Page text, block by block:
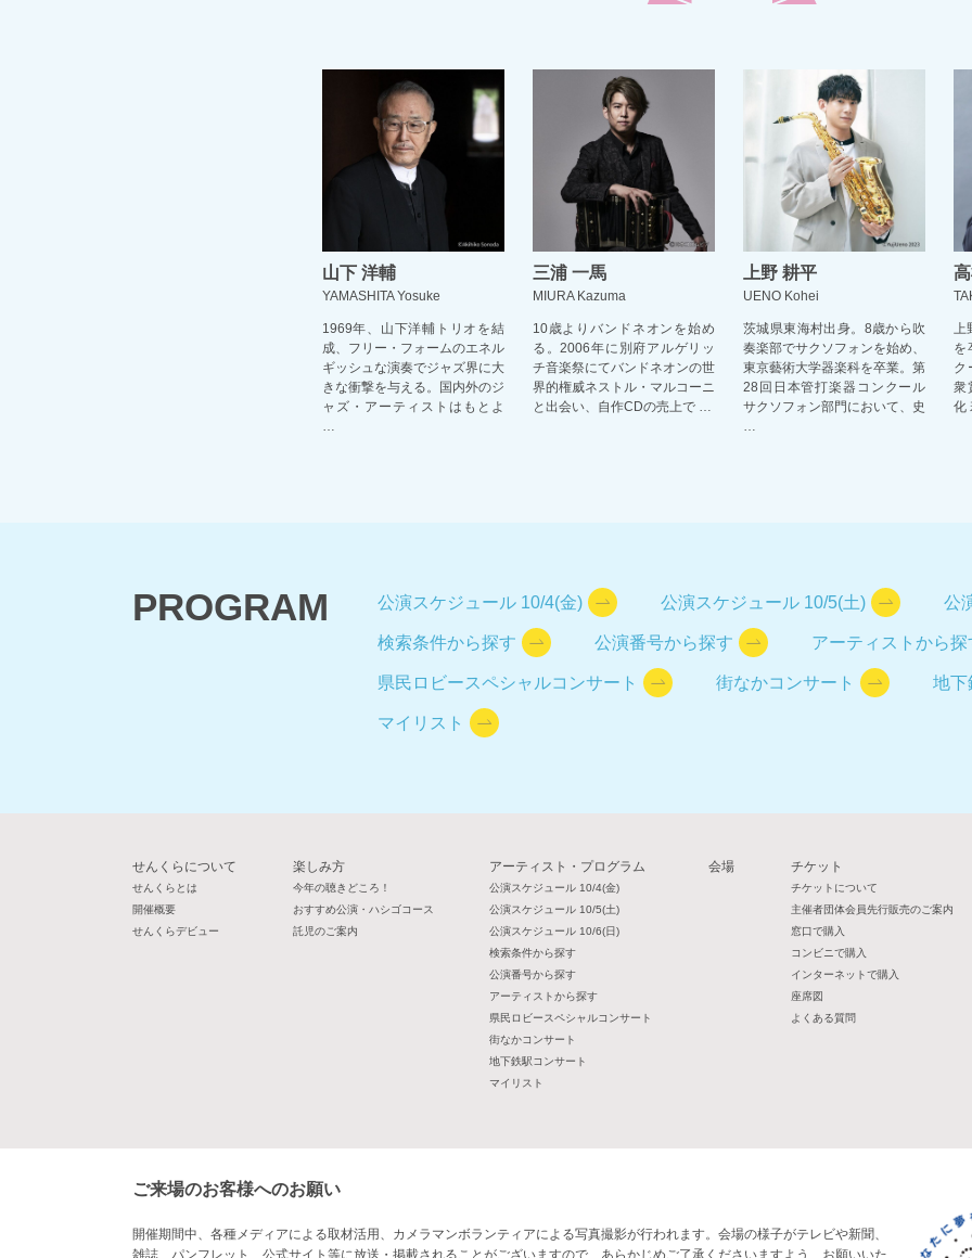
山下 洋輔
YAMASHITA Yosuke
1969年、山下洋輔トリオを結
成、フリー・フォームのエネル
ギッシュな演奏でジャズ界に大
きな衝撃を与える。国内外のジ
ャズ・アーティストはもとよ
…
三浦 一馬
MIURA Kazuma
10歳よりバンドネオンを始め
る。2006年に別府アルゲリッ
チ音楽祭にてバンドネオンの世
界的権威ネストル・マルコーニ
と出会い、自作CDの売上で …
上野 耕平
UENO Kohei
茨城県東海村出身。8歳から吹
奏楽部でサクソフォンを始め、
東京藝術大学器楽科を卒業。第
28回日本管打楽器コンクール
サクソフォン部門において、史
…
上
を
ク
衆
化
PROGRAM 公演スケジュール 10/4(金) 公演スケジュール 10/5(土) 公
検索条件から探す 公演番号から探す アーティストから探
県民ロビースペシャルコンサート 街なかコンサート 地下
マイリスト
せんくらについて
せんくらとは
開催概要
せんくらデビュー
楽しみ方
今年の聴きどころ！
おすすめ公演・ハシゴコース
託児のご案内
アーティスト・プログラム
公演スケジュール 10/4(金)
公演スケジュール 10/5(土)
公演スケジュール 10/6(日)
検索条件から探す
公演番号から探す
アーティストから探す
県民ロビースペシャルコンサート
街なかコンサート
地下鉄駅コンサート
マイリスト
会場 チケット
チケットについて
主催者団体会員先行販売のご案内
窓口で購入
コンビニで購入
インターネットで購入
座席図
よくある質問
ご来場のお客様へのお願い
開催期間中、各種メディアによる取材活用、カメラマンボランティアによる写真撮影が行われます。会場の様子がテレビや新聞、
雑誌、パンフレット、公式サイト等に放送・掲載されることがございますので、あらかじめご了承くださいますよう、お願いいた